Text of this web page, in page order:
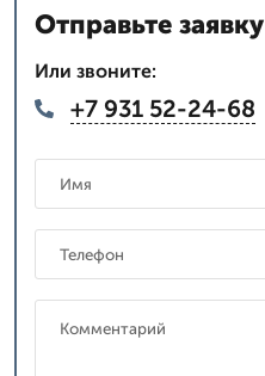
Отправьте заявку
Или звоните:
+7 931 52-24-68